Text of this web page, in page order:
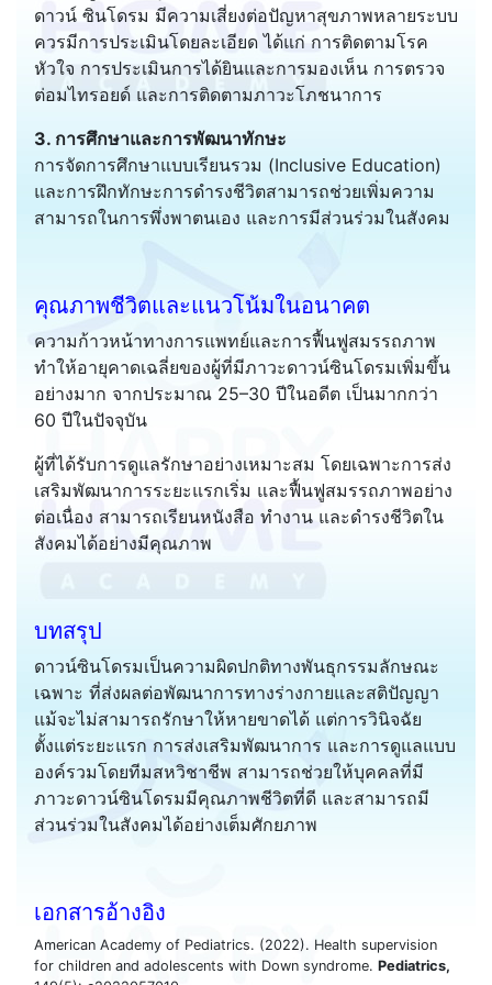
ดาวน์ ซินโดรม มีความเสี่ยงต่อปัญหาสุขภาพหลายระบบ
ควรมีการประเมินโดยละเอียด ได้แก่ การติดตามโรค
หัวใจ การประเมินการได้ยินและการมองเห็น การตรวจ
ต่อมไทรอยด์ และการติดตามภาวะโภชนาการ
3. การศึกษาและการพัฒนาทักษะ
การจัดการศึกษาแบบเรียนรวม (Inclusive Education)
และการฝึกทักษะการดำรงชีวิตสามารถช่วยเพิ่มความ
สามารถในการพึ่งพาตนเอง และการมีส่วนร่วมในสังคม
คุณภาพชีวิตและแนวโน้มในอนาคต
ความก้าวหน้าทางการแพทย์และการฟื้นฟูสมรรถภาพ
ทำให้อายุคาดเฉลี่ยของผู้ที่มีภาวะดาวน์ซินโดรมเพิ่มขึ้น
อย่างมาก จากประมาณ 25–30 ปีในอดีต เป็นมากกว่า
60 ปีในปัจจุบัน
ผู้ที่ได้รับการดูแลรักษาอย่างเหมาะสม โดยเฉพาะการส่ง
เสริมพัฒนาการระยะแรกเริ่ม และฟื้นฟูสมรรถภาพอย่าง
ต่อเนื่อง สามารถเรียนหนังสือ ทำงาน และดำรงชีวิตใน
สังคมได้อย่างมีคุณภาพ
บทสรุป
ดาวน์ซินโดรมเป็นความผิดปกติทางพันธุกรรมลักษณะ
เฉพาะ ที่ส่งผลต่อพัฒนาการทางร่างกายและสติปัญญา
แม้จะไม่สามารถรักษาให้หายขาดได้ แต่การวินิจฉัย
ตั้งแต่ระยะแรก การส่งเสริมพัฒนาการ และการดูแลแบบ
องค์รวมโดยทีมสหวิชาชีพ สามารถช่วยให้บุคคลที่มี
ภาวะดาวน์ซินโดรมมีคุณภาพชีวิตที่ดี และสามารถมี
ส่วนร่วมในสังคมได้อย่างเต็มศักยภาพ
เอกสารอ้างอิง
American Academy of Pediatrics. (2022). Health supervision
for children and adolescents with Down syndrome. Pediatrics,